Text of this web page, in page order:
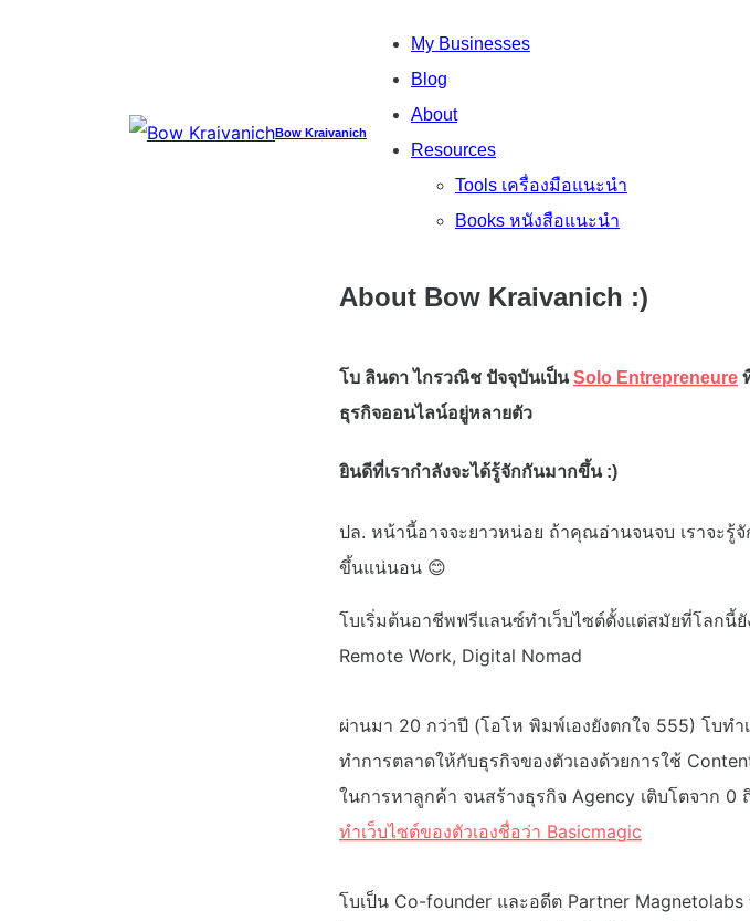
Bow Kraivanich
My Businesses
Blog
About
Resources
Tools เครื่องมือแนะนำ
Books หนังสือแนะนำ
About Bow Kraivanich :)
โบ ลินดา ไกรวณิช ปัจจุบันเป็นSolo Entrepreneure
ธุรกิจออนไลน์อยู่หลายตัว
ยินดีที่เรากำลังจะได้รู้จักกันมากขึ้น :)
ปล. หน้านี้อาจจะยาวหน่อย ถ้าคุณอ่านจนจบ เราจะรู้
ขึ้นแน่นอน 😊
โบเริ่มต้นอาชีพฟรีแลนซ์ทำเว็บไซต์ตั้งแต่สมัยที่โลกนี้
Remote Work, Digital Nomad
ผ่านมา 20 กว่าปี (โอโห พิมพ์เองยังตกใจ 555) โบท
ทำการตลาดให้กับธุรกิจของตัวเองด้วยการใช้
ในการหาลูกค้า จนสร้างธุรกิจ Agency เติบโตจาก 0
ทำเว็บไซต์ของตัวเองชื่อว่า Basicmagic
โบเป็น Co-founder และอดีต Partner